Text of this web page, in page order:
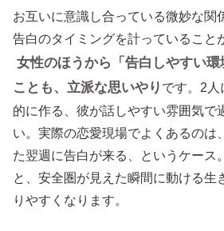
お互いに意識し合っている微妙な関
告白のタイミングを計っていること
女性のほうから「告白しやすい
ことも、立派な思いやり です。2人
的に作る、彼が話しやすい雰囲気で
い。実際の恋愛現場でよくあるのは
た翌週に告白が来る、というケース
と、安全圏が見えた瞬間に動ける生
りやすくなります。